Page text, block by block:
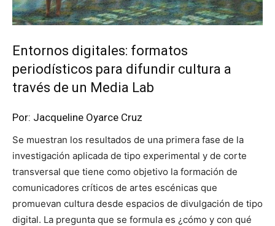
Entornos digitales: formatos
periodísticos para difundir cultura a
través de un Media Lab
Por: Jacqueline Oyarce Cruz
Se muestran los resultados de una primera fase de la
investigación aplicada de tipo experimental y de corte
transversal que tiene como objetivo la formación de
comunicadores críticos de artes escénicas que
promuevan cultura desde espacios de divulgación de tipo
digital. La pregunta que se formula es ¿cómo y con qué